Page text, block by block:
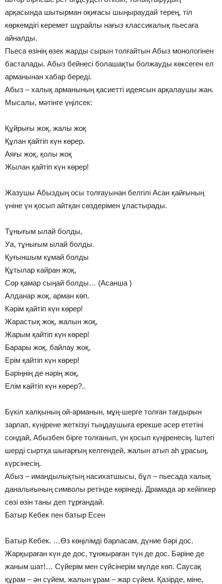
арқасында шытырман оқиғасы шыңыраудай терең, тіл
көркемдігі керемет шұрайлы нағыз классикалық пьесаға
айналды.
Пьеса өзінің өзек жарды сырын толғайтын Абыз монологінен
басталады. Абыз бейнесі болашақты болжауды көксеген ел
арманынан хабар береді.
Абыз – халық арманының қасиетті идеясын арқалаушы жан.
Мысалы, мәтінге үңілсек:
Құйрығы жоқ, жалы жоқ
Құлан қайтіп күн көрер.
Аяғы жоқ, қолы жоқ
Жылан қайтіп күн көрер!
Жазушы Абыздың осы толғауынан белгілі Асан қайғының
үніне үн қосып айтқан сөздерімен ұластырады.
Тұнығым ылай болды,
Уа, тұнығым ылай болды.
Қуғыншым кұмай болды
Құтылар кайран жоқ,
Сор қамар сыңай болды… (Асанша )
Алданар жоқ, арман көп.
Кәрім қайтіп күн көрер!
Жарастық жоқ, жалын жоқ,
Жарым қайтіп күн көрер!
Барары жоқ, байлау жоқ,
Ерім қайтіп күн көрер!
Бәріңнің де нәрің жоқ,
Елім кайтіп күн көрер?..
Бүкіл халқының ой-арманын, мұң-шерге толған тағдырын
зарлап, күңірене жеткізуі тыңдаушыға ерекше әсер ететіні
сондай, Абызбен бірге толғанып, үн қосып күңіренесің. Іштегі
шерді сыртқа шығарғың келгендей, жалын атып аһ ұрасың,
күрсінесің.
Абыз – имандылықтың насихатшысы, бұл – пьесада халық
даналығының символы ретінде көрінеді. Драмада әр кейіпкер
сөзі өзін таны деп тұрғандай.
Батыр Кебек пен батыр Есен
Батыр Кебек. …Өз көңілімді барласам, дүние бәрі дос.
Жарқыраған күн де дос, тұнжыраған түн де дос. Бәріне де
жаным шат!… Сүйерім мен сүйсінерім мүлде көп. Саусақ
құрам – ән сүйем, жалын ұрам – жар сүйем. Қазірде, міне,